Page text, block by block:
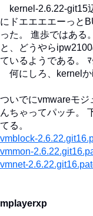
kernel-2.6.22-git15
にドエエエエーっと
った。 進歩ではある
と、どうやら
ているようである。 ﾏ
何にしろ、kernelか
ついでにvmwareモジ
んちゃってパッチ。
てる。
vmblock-
vmmon-
vmnet-
mplayerxp